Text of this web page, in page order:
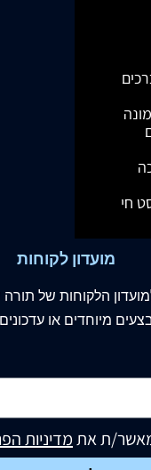
חי
מועדון לקוחות
הלקוחות של
מיוחדים או
מאשר/ת אתמדיניות